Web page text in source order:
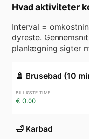
Hvad aktiviteter
Interval =
dyreste.
planlægning sigter
🚿 Brusebad (10
€ 0.00
🛁 Karbad